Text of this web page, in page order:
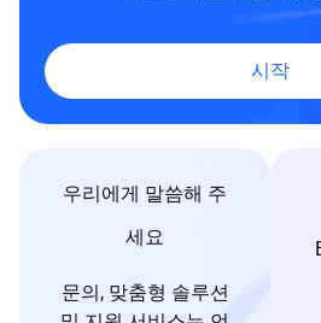
시작
우리에게 말씀해 주
세요
문의, 맞춤형 솔루션